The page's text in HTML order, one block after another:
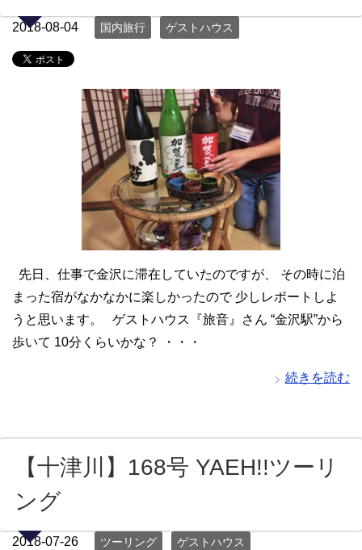
2018-08-04 国内旅行 ゲストハウス
先日、仕事で金沢に滞在していたのですが、 その時に泊
まった宿がなかなかに楽しかったので 少しレポートしよ
うと思います。 ゲストハウス『旅音』さん “金沢駅”から
歩いて 10分くらいかな？ ・・・
続きを読む
【十津川】168号 YAEH!!ツーリ
ング
2018-07-26 ツーリング ゲストハウス